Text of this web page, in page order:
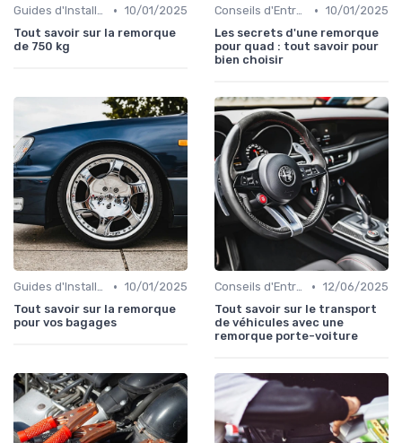
Guides d'Installation et de Réparation • 10/01/2025
Tout savoir sur la remorque
de 750 kg
Conseils d'Entretien Auto • 10/01/2025
Les secrets d'une remorque
pour quad : tout savoir pour
bien choisir
Guides d'Installation et de Réparation • 10/01/2025
Tout savoir sur la remorque
pour vos bagages
Conseils d'Entretien Auto • 12/06/2025
Tout savoir sur le transport
de véhicules avec une
remorque porte-voiture